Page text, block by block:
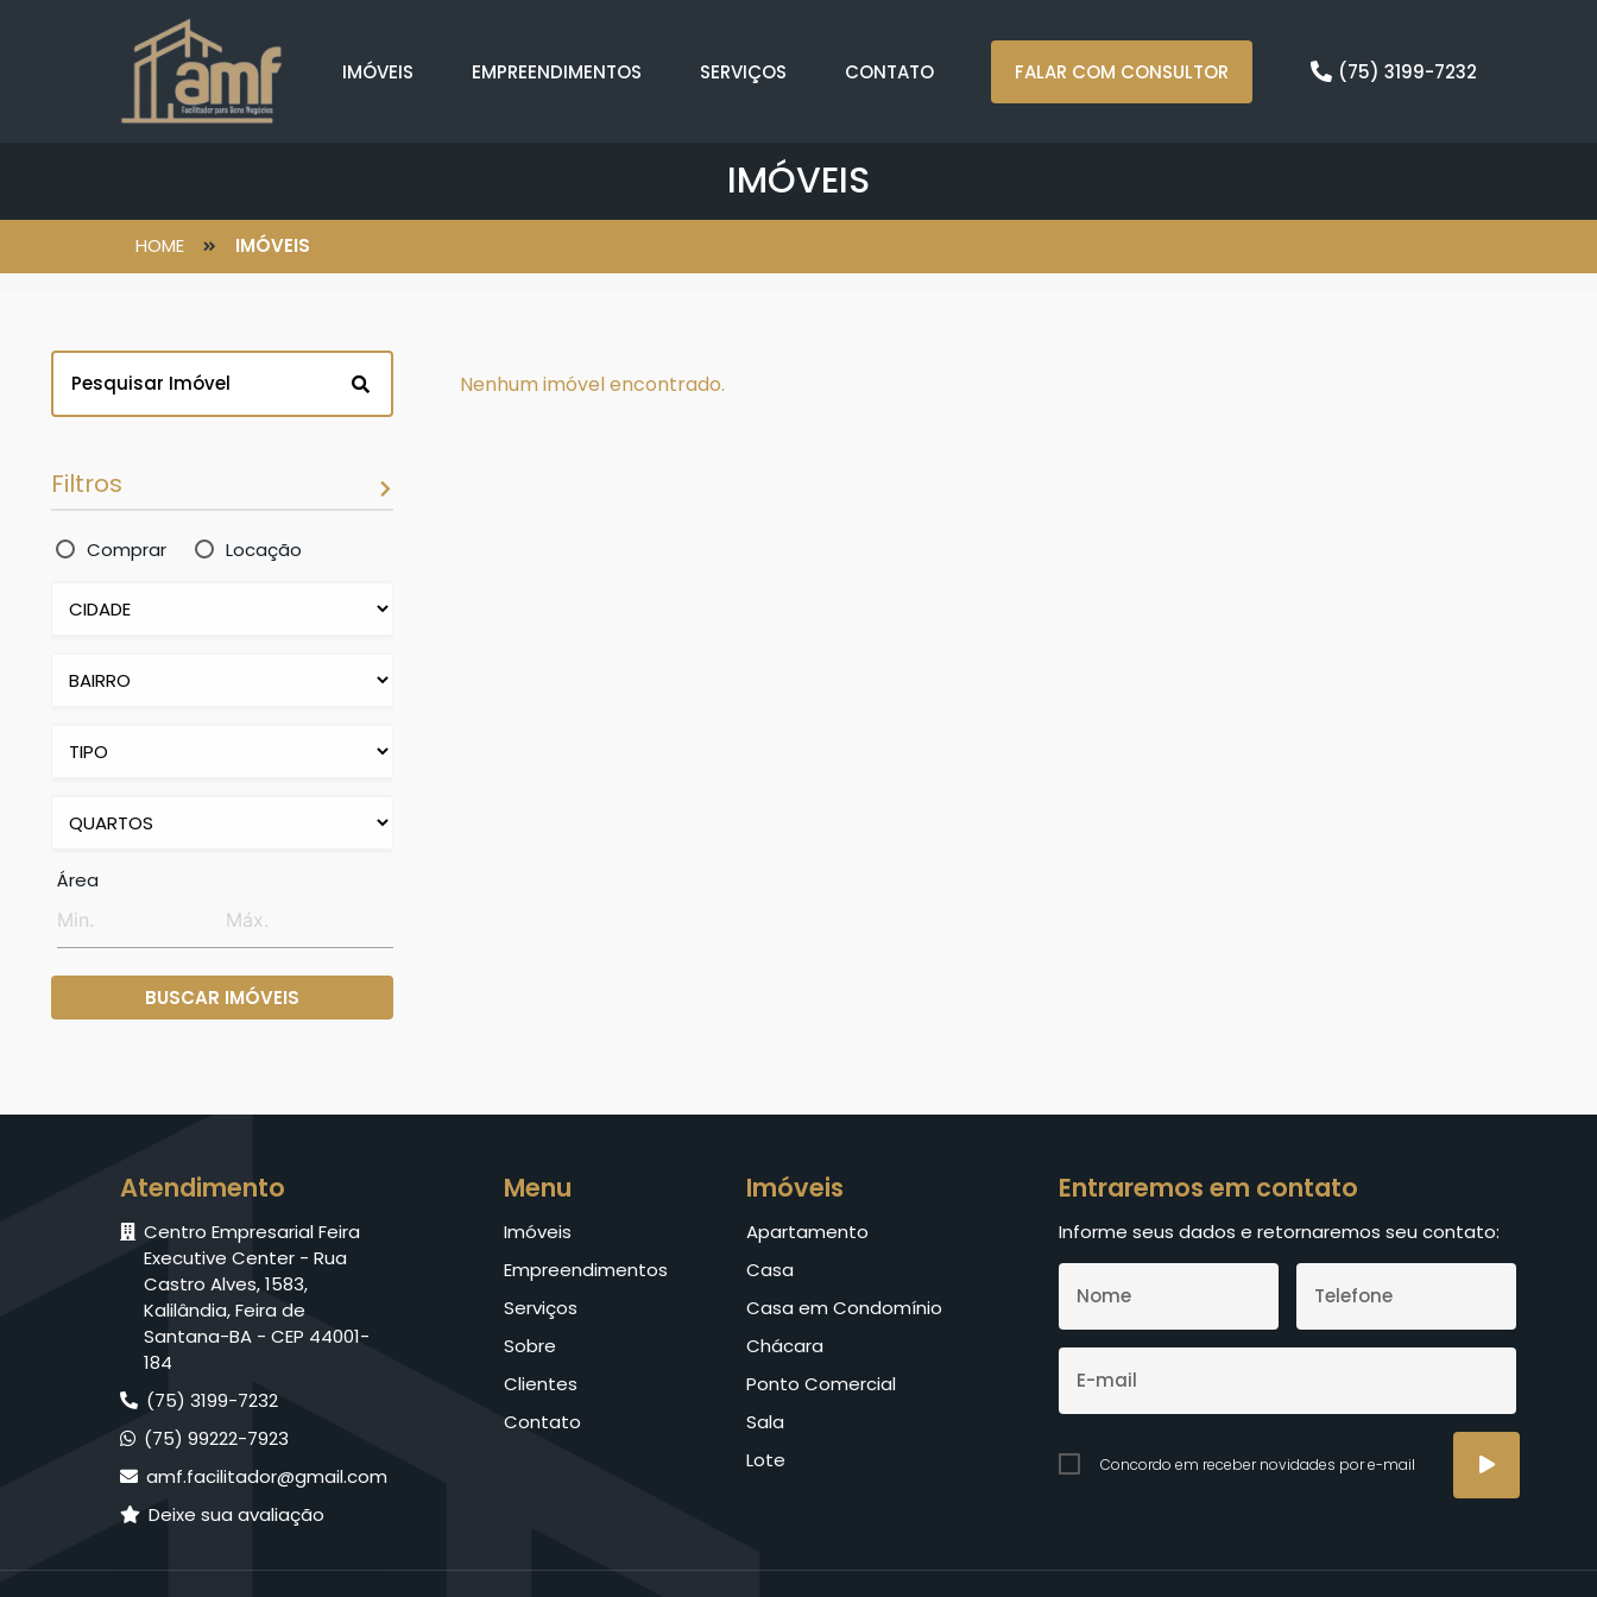
IMÓVEIS EMPREENDIMENTOS SERVIÇOS CONTATO FALAR COM CONSULTOR (75) 3199-7232
IMÓVEIS
HOME IMÓVEIS
Filtros
Comprar Locação
Área
BUSCAR IMÓVEIS
Nenhum imóvel encontrado.
Atendimento
Centro Empresarial Feira
Executive Center - Rua
Castro Alves, 1583,
Kalilândia, Feira de
Santana-BA - CEP 44001-
184
(75) 3199-7232
(75) 99222-7923
amf.facilitador@gmail.com
Deixe sua avaliação
Menu
Imóveis
Empreendimentos
Serviços
Sobre
Clientes
Contato
Imóveis
Apartamento
Casa
Casa em Condomínio
Chácara
Ponto Comercial
Sala
Lote
Entraremos em contato
Informe seus dados e retornaremos seu contato:
Concordo em receber novidades por e-mail